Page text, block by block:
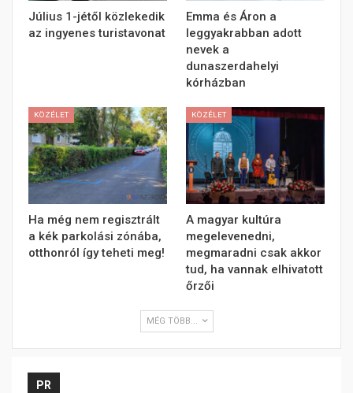
Július 1-jétől közlekedik
az ingyenes turistavonat
Emma és Áron a
leggyakrabban adott
nevek a
dunaszerdahelyi
kórházban
KÖZÉLET
Ha még nem regisztrált
a kék parkolási zónába,
otthonról így teheti meg!
KÖZÉLET
A magyar kultúra
megelevenedni,
megmaradni csak akkor
tud, ha vannak elhivatott
őrzői
MÉG TÖBB...
PR